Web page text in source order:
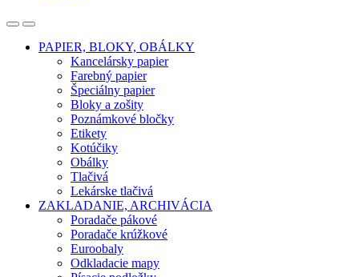
OpenClose
PAPIER, BLOKY, OBÁLKY
Kancelársky papier
Farebný papier
Špeciálny papier
Bloky a zošity
Poznámkové bločky
Etikety
Kotúčiky
Obálky
Tlačivá
Lekárske tlačivá
ZAKLADANIE, ARCHIVÁCIA
Poradače pákové
Poradače krúžkové
Euroobaly
Odkladacie mapy